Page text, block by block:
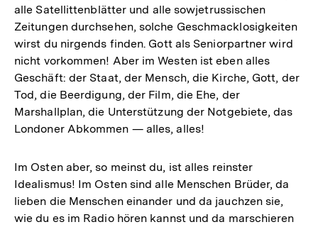
alle Satellittenblätter und alle sowjetrussischen
Zeitungen durchsehen, solche Geschmacklosigkeiten
wirst du nirgends finden. Gott als Seniorpartner wird
nicht vorkommen! Aber im Westen ist eben alles
Geschäft: der Staat, der Mensch, die Kirche, Gott, der
Tod, die Beerdigung, der Film, die Ehe, der
Marshallplan, die Unterstützung der Notgebiete, das
Londoner Abkommen — alles, alles!
Im Osten aber, so meinst du, ist alles reinster
Idealismus! Im Osten sind alle Menschen Brüder, da
lieben die Menschen einander und da jauchzen sie,
wie du es im Radio hören kannst und da marschieren